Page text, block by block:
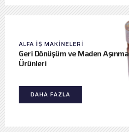
ALFA IŞ MAKINELERI
Geri Dönüşüm ve Maden Aşınma
Ürünleri
DAHA FAZLA